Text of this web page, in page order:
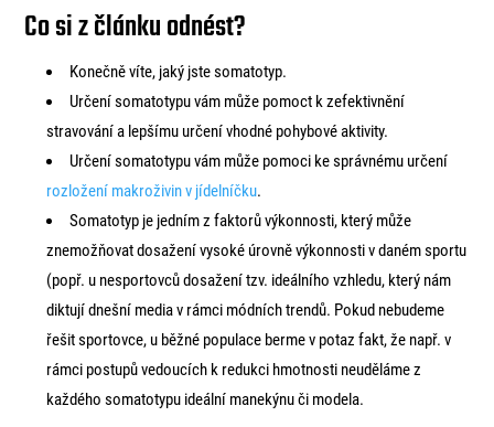
Co si z článku odnést?
Konečně víte, jaký jste somatotyp.
Určení somatotypu vám může pomoct k zefektivnění
stravování a lepšímu určení vhodné pohybové aktivity.
Určení somatotypu vám může pomoci ke správnému určení
rozložení makroživin v jídelníčku.
Somatotyp je jedním z faktorů výkonnosti, který může
znemožňovat dosažení vysoké úrovně výkonnosti v daném sportu
(popř. u nesportovců dosažení tzv. ideálního vzhledu, který nám
diktují dnešní media v rámci módních trendů. Pokud nebudeme
řešit sportovce, u běžné populace berme v potaz fakt, že např. v
rámci postupů vedoucích k redukci hmotnosti neuděláme z
každého somatotypu ideální manekýnu či modela.